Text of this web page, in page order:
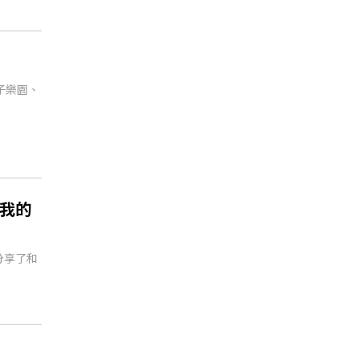
園、
的
享了和